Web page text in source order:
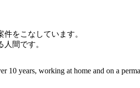
をこなしています。
間です。
years, working at home and on a